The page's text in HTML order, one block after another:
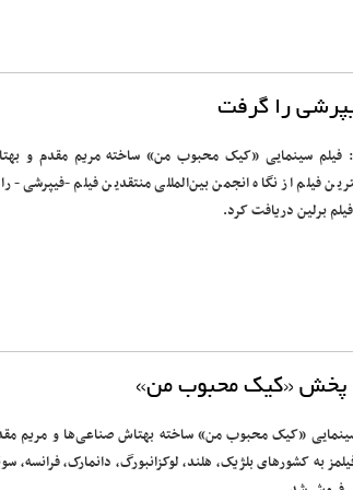
را گرفت
فیلم سینمایی «کیک محبوب من» ساخته مریم مقدم و
فیلم از نگاه انجمن بین‌المللی منتقدین فیلم -فیپرشی-
برلین دریافت کرد.
پخش «کیک محبوب من»
«کیک محبوب من» ساخته بهتاش صناعی‌ها و مریم
به کشورهای بلژیک، هلند، لوکزانبورگ، دانمارک، فرانسه،